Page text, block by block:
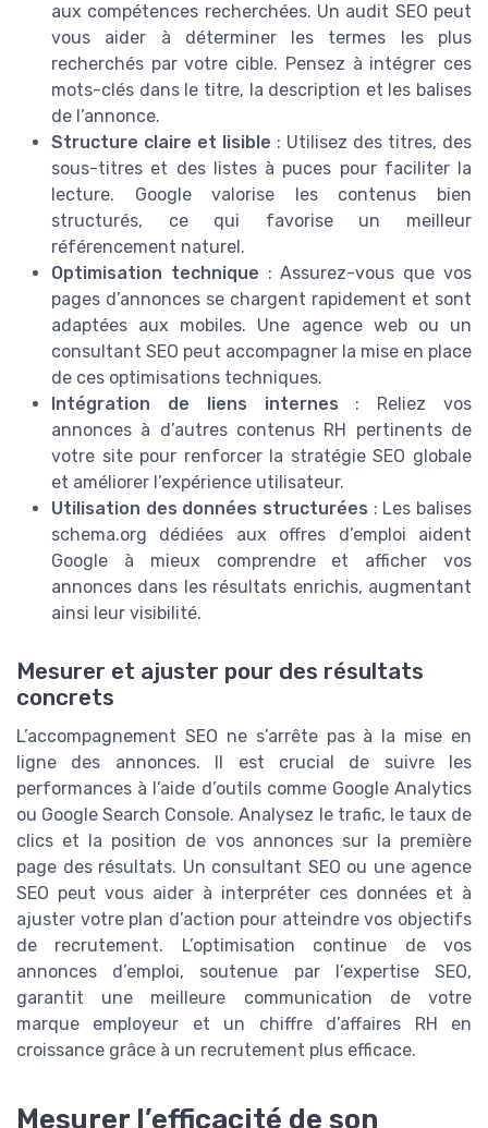
aux compétences recherchées. Un audit SEO peut
vous aider à déterminer les termes les plus
recherchés par votre cible. Pensez à intégrer ces
mots-clés dans le titre, la description et les balises
de l’annonce.
Structure claire et lisible : Utilisez des titres, des
sous-titres et des listes à puces pour faciliter la
lecture. Google valorise les contenus bien
structurés, ce qui favorise un meilleur
référencement naturel.
Optimisation technique : Assurez-vous que vos
pages d’annonces se chargent rapidement et sont
adaptées aux mobiles. Une agence web ou un
consultant SEO peut accompagner la mise en place
de ces optimisations techniques.
Intégration de liens internes : Reliez vos
annonces à d’autres contenus RH pertinents de
votre site pour renforcer la stratégie SEO globale
et améliorer l’expérience utilisateur.
Utilisation des données structurées : Les balises
schema.org dédiées aux offres d’emploi aident
Google à mieux comprendre et afficher vos
annonces dans les résultats enrichis, augmentant
ainsi leur visibilité.
Mesurer et ajuster pour des résultats
concrets
L’accompagnement SEO ne s’arrête pas à la mise en
ligne des annonces. Il est crucial de suivre les
performances à l’aide d’outils comme Google Analytics
ou Google Search Console. Analysez le trafic, le taux de
clics et la position de vos annonces sur la première
page des résultats. Un consultant SEO ou une agence
SEO peut vous aider à interpréter ces données et à
ajuster votre plan d’action pour atteindre vos objectifs
de recrutement. L’optimisation continue de vos
annonces d’emploi, soutenue par l’expertise SEO,
garantit une meilleure communication de votre
marque employeur et un chiffre d’affaires RH en
croissance grâce à un recrutement plus efficace.
Mesurer l’efficacité de son